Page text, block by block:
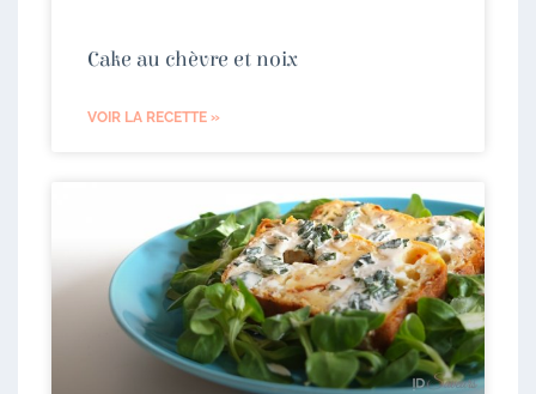
Cake au chèvre et noix
VOIR LA RECETTE »